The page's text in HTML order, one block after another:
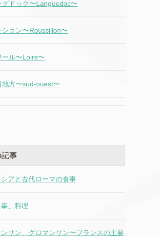
グドック〜Languedoc〜
ション〜Roussillon〜
ール〜Loire〜
地方〜sud-ouest〜
記事
アと古代ローマの食事
、料理
サン、グロマンサン〜フランスの主要